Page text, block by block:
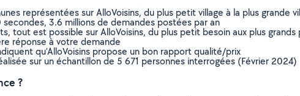
représentées sur AlloVoisins, du plus petit village à la plus grande
3.6 millions de demandes postées par an
tout est possible sur AlloVoisins, du plus petit besoin aux plus grands
réponse à votre demande
qu’AlloVoisins propose un bon rapport qualité/prix
sur un échantillon de 5 671 personnes interrogées (Février 2024)
?